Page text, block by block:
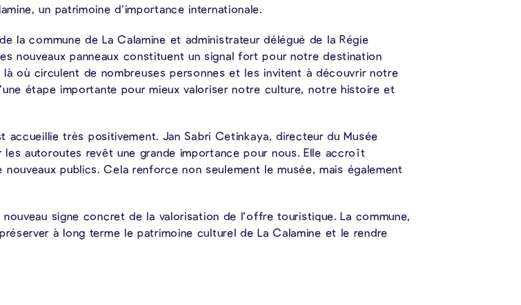
un patrimoine d’importance internationale.
la commune de La Calamine et administrateur délégué de la Régie
nouveaux panneaux constituent un signal fort pour notre destination
où circulent de nombreuses personnes et les invitent à découvrir notre
étape importante pour mieux valoriser notre culture, notre histoire et
très positivement. Jan Sabri Cetinkaya, directeur du Musée
autoroutes revêt une grande importance pour nous. Elle accroît
publics. Cela renforce non seulement le musée, mais également
signe concret de la valorisation de l’offre touristique. La commune,
à long terme le patrimoine culturel de La Calamine et le rendre